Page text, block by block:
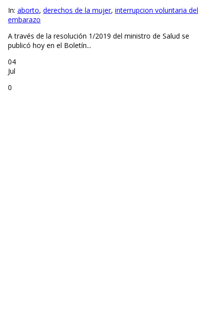
In: aborto, derechos de la mujer, interrupcion voluntaria del
embarazo
A través de la resolución 1/2019 del ministro de Salud se
publicó hoy en el Boletín...
04
Jul
0